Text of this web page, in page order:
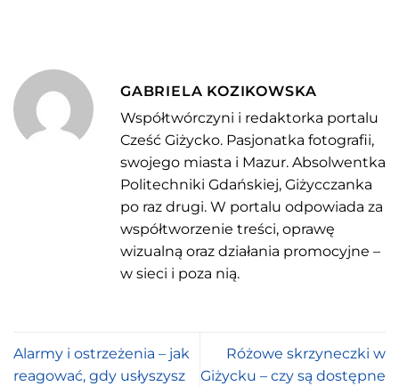
GABRIELA KOZIKOWSKA
Współtwórczyni i redaktorka portalu
Cześć Giżycko. Pasjonatka fotografii,
swojego miasta i Mazur. Absolwentka
Politechniki Gdańskiej, Giżycczanka
po raz drugi. W portalu odpowiada za
współtworzenie treści, oprawę
wizualną oraz działania promocyjne –
w sieci i poza nią.
Alarmy i ostrzeżenia – jak
reagować, gdy usłyszysz
Różowe skrzyneczki w
Giżycku – czy są dostępne